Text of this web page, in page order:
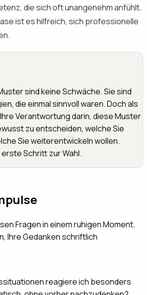
die sich oft unangenehm anfühlt.
ist es hilfreich, sich professionelle
sind keine Schwäche. Sie sind
die einmal sinnvoll waren. Doch als
Verantwortung darin, diese Muster
zu entscheiden, welche Sie
Sie weiterentwickeln wollen.
Schritt zur Wahl.
Fragen in einem ruhigen Moment.
Ihre Gedanken schriftlich
reagiere ich besonders